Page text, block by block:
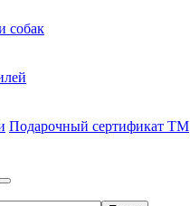
собак
Подарочный сертификат ТМ